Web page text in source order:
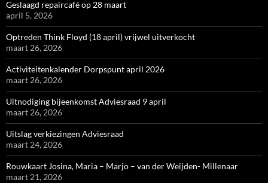
Geslaagd repaircafé op 28 maart
april 5, 2026
Optreden Think Floyd (18 april) vrijwel uitverkocht
maart 26, 2026
Activiteitenkalender Dorpspunt april 2026
maart 26, 2026
Uitnodiging bijeenkomst Adviesraad 9 april
maart 26, 2026
Uitslag verkiezingen Adviesraad
maart 24, 2026
Rouwkaart Josina, Maria – Marjo – van der Weijden- Millenaar
maart 21, 2026